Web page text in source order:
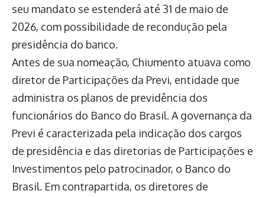
seu mandato se estenderá até 31 de maio de
2026, com possibilidade de recondução pela
presidência do banco.
Antes de sua nomeação, Chiumento atuava como
diretor de Participações da Previ, entidade que
administra os planos de previdência dos
funcionários do Banco do Brasil. A governança da
Previ é caracterizada pela indicação dos cargos
de presidência e das diretorias de Participações e
Investimentos pelo patrocinador, o Banco do
Brasil. Em contrapartida, os diretores de